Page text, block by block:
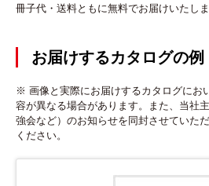
冊子代・送料ともに無料でお届けいたしま
お届けするカタログの例
※ 画像と実際にお届けするカタログにお
容が異なる場合があります。また、当社
強会など）のお知らせを同封させていた
ください。
お客様の声
会社案内
お知らせ